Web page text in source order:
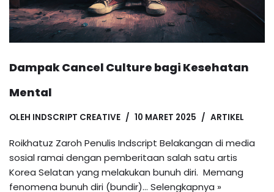
Dampak Cancel Culture bagi Kesehatan
Mental
OLEH INDSCRIPT CREATIVE 10 MARET 2025 ARTIKEL
Roikhatuz Zaroh Penulis Indscript Belakangan di media
sosial ramai dengan pemberitaan salah satu artis
Korea Selatan yang melakukan bunuh diri. Memang
fenomena bunuh diri (bundir)… Selengkapnya »